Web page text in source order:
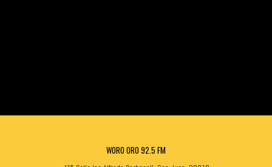
WORO ORO 92.5 FM